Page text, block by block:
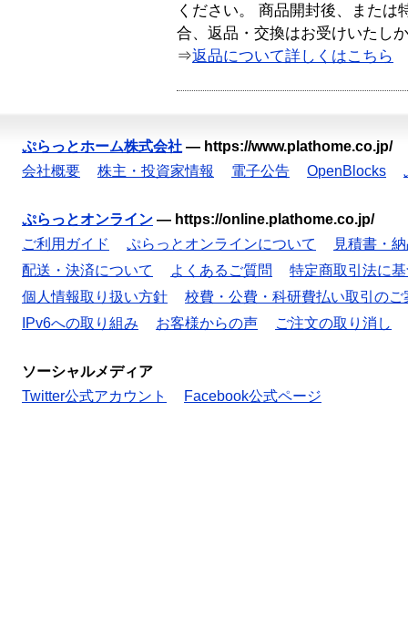
ください。 商品開封後、または
合、返品・交換はお受けいたし
⇒返品について詳しくはこちら
ぷらっとホーム株式会社 — https://www.plathome.co.jp/
会社概要
株主・投資家情報 電子公告 OpenBlocks
ぷらっとオンライン — https://online.plathome.co.jp/
ご利用ガイド
ぷらっとオンラインについて
見積書・
配送・決済について
よくあるご質問
特定商取引法に
個人情報取り扱い方針
校費・公費・科研費払い取引のご
IPv6への取り組み
お客様からの声 ご注文の取り消し
ソーシャルメディア
Twitter公式アカウント
Facebook公式ページ